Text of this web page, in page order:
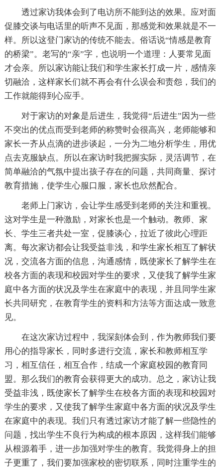
透过家访我体会到了电访所不能到达的效果。应对面
促膝交谈与电话里的听声不见面，那感觉和效果就是不一
样。所以这登门家访的传统不能去。俗话说“情感是教育
的桥梁”。老写的“亲”字，也说明一个道理：人要常见面
才会亲。所以家访能让我们和学生家长打成一片，感情亲
切融洽，这样家长们就不再会有什么误会和责怨，我们的
工作就能得到心应手。
对于家访的对象是后进生，我觉得“后进生”因为一些
不突出的优点而受到老师的称赞时会很高兴，老师能够和
家长一齐从点滴的进步谈起，一分为二地分析学生，用优
点去克服缺点。所以在家访时我把握实际，灵活调节，在
简单融洽的气氛中提出孩子存在的问题，共同商量、探讨
教育措施，使学生心服口服，家长也欣然配合。
老师上门家访，会让学生感受到老师的关注和重视。
这对学生是一种激励，对家长也是一个触动。教师、家
长、学生三者共处一室，促膝谈心，拉近了彼此心理距
离。每次家访都会让我受益非浅，和学生家长相互了解状
况，交流各方面的信息，沟通感情，既使家长了解学生在
校各方面的表现和校园对学生的要求，又使我了解学生家
庭中各方面的状况及学生在家庭中的表现，并且同学生家
长共同研究，在教育学生的资料和方法等方面达成一致意
见。
在这次家访过程中，我深刻体会到，作为教师我们要
用心的指导家长，同时多进行交流，家长和教师相互学
习，相互信任，相互合作，结成一个家庭校园的教育同
盟。那么我们的教育会获得更大的成功。总之，家访让我
受益非浅，既使家长了解学生在校各方面的表现和校园对
学生的要求，又使我了解学生家庭中各方面的状况及学生
在家庭中的表现。我们只有透过家访才能了解一些隐性的
问题，找出学生不良行为构成的根本原因，这样我们能够
从根源着手，进一步加强对学生的教育。我觉得身上的担
子更重了，我们要加强家校的密切联系，同时注重学生的